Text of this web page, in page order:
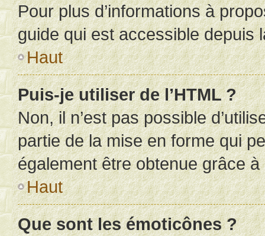
Pour plus d’informations à
guide qui est accessible depuis
Haut
Puis-je utiliser de l’HTML ?
Non, il n’est pas possible
partie de la mise en forme qui
également être obtenue grâce à
Haut
Que sont les émoticônes ?